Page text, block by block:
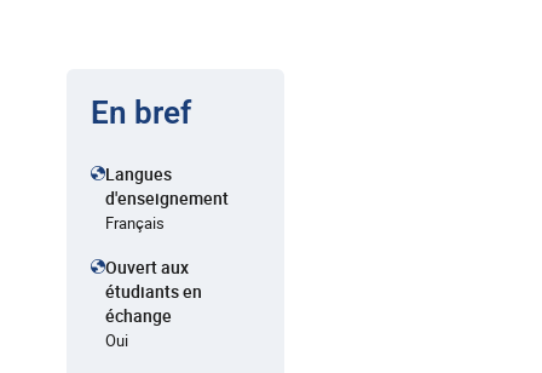
En bref
Langues
d'enseignement
Français
Ouvert aux
étudiants en
échange
Oui